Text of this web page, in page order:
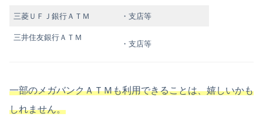
三菱ＵＦＪ銀行ＡＴＭ ・支店等
三井住友銀行ＡＴＭ
・支店等
一部のメガバンクＡＴＭも利用できることは、嬉しいかも
しれません。